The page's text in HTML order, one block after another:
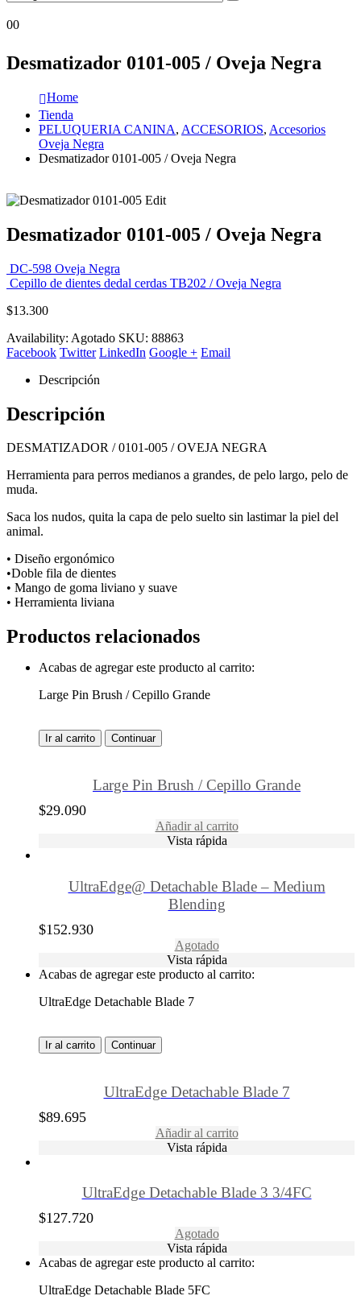
00
Desmatizador 0101-005 / Oveja Negra
Home
Tienda
PELUQUERIA CANINA, ACCESORIOS, Accesorios
Oveja Negra
Desmatizador 0101-005 / Oveja Negra
Desmatizador 0101-005 / Oveja Negra
DC-598 Oveja Negra
Cepillo de dientes dedal cerdas TB202 / Oveja Negra
$13.300
Availability: Agotado SKU: 88863
Facebook Twitter LinkedIn Google + Email
Descripción
Descripción
DESMATIZADOR / 0101-005 / OVEJA NEGRA
Herramienta para perros medianos a grandes, de pelo largo, pelo de
muda.
Saca los nudos, quita la capa de pelo suelto sin lastimar la piel del
animal.
• Diseño ergonómico
•Doble fila de dientes
• Mango de goma liviano y suave
• Herramienta liviana
Productos relacionados
Acabas de agregar este producto al carrito:
Large Pin Brush / Cepillo Grande
Ir al carrito Continuar
Large Pin Brush / Cepillo Grande
$29.090
Añadir al carrito
Vista rápida
UltraEdge@ Detachable Blade – Medium
Blending
$152.930
Agotado
Vista rápida
Acabas de agregar este producto al carrito:
UltraEdge Detachable Blade 7
Ir al carrito Continuar
UltraEdge Detachable Blade 7
$89.695
Añadir al carrito
Vista rápida
UltraEdge Detachable Blade 3 3/4FC
$127.720
Agotado
Vista rápida
Acabas de agregar este producto al carrito:
UltraEdge Detachable Blade 5FC